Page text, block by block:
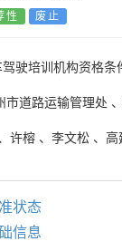
性 废止
驶培训机构资格条
市道路运输管理处 、
许榕 、 李文松 、 高
状态
信息